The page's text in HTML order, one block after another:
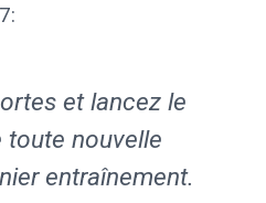
et lancez le
toute nouvelle
entraînement.